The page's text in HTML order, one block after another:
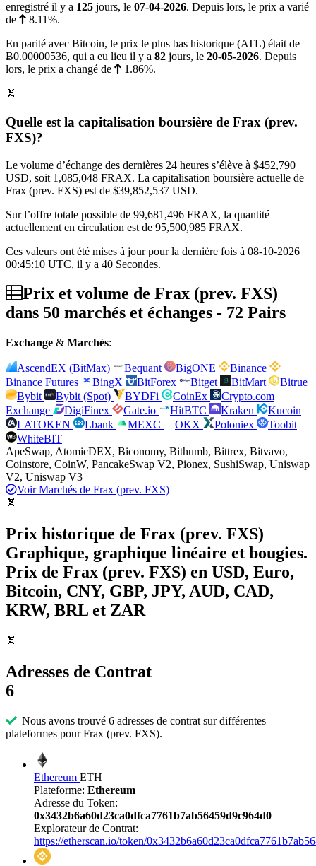
enregistré il y a 125 jours, le 07-04-2026. Depuis lors, le prix a varié
de
8.11%.
En parité avec Bitcoin, le prix le plus bas historique (ATL) était de
Ƀ0.00000536, qui a eu lieu il y a 82 jours, le 20-05-2026. Depuis
lors, le prix a changé de
1.86%.
Quelle est la capitalisation boursière de Frax (prev.
FXS)?
Le volume d’échange des dernières 24 heures s’élève à $452,790
USD, soit 1,085,048 FRAX. La capitalisation boursière actuelle de
Frax (prev. FXS) est de $39,852,537 USD.
Sur l’offre totale possible de 99,681,496 FRAX, la quantité
actuellement en circulation est de 95,500,985 FRAX.
Ces valeurs ont été mises à jour pour la dernière fois à 08-10-2026
00:45:10 UTC, il y a 40 Secondes.
Prix et volume de Frax (prev. FXS)
dans 50 marchés et échanges - 72 Pairs
Exchange & Marchés:
AscendEX (BitMax) Bequant BigONE
Binance
Binance Futures
BingX BitForex Bitget BitMart
Bitrue
Bybit
Bybit (Spot) BYDFi CoinEx
Crypto.com
Exchange
DigiFinex Gate.io HitBTC Kraken
Kucoin
LATOKEN
Lbank MEXC OKX Poloniex
Toobit
WhiteBIT
ApeSwap, AtomicDEX, Biconomy, Bithumb, Bittrex, Bitvavo,
Coinstore, CoinW, PancakeSwap V2, Pionex, SushiSwap, Uniswap
V2, Uniswap V3
Voir Marchés de Frax (prev. FXS)
Prix historique de Frax (prev. FXS)
Graphique, graphique linéaire et bougies.
Prix de Frax (prev. FXS) en USD, Euro,
Bitcoin, CNY, GBP, JPY, AUD, CAD,
KRW, BRL et ZAR
Adresses de Contrat
6
Nous avons trouvé 6 adresses de contrat sur différentes
plateformes pour Frax (prev. FXS).
Ethereum ETH
Plateforme: Ethereum
Adresse du Token:
0x3432b6a60d23ca0dfca7761b7ab56459d9c964d0
Explorateur de Contrat:
https://etherscan.io/token/